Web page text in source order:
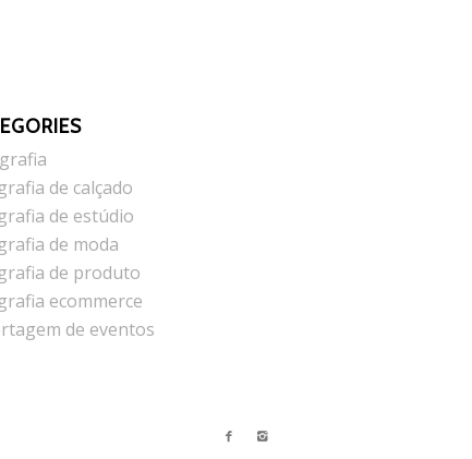
de calçado
de estúdio
de moda
de produto
ecommerce
de eventos